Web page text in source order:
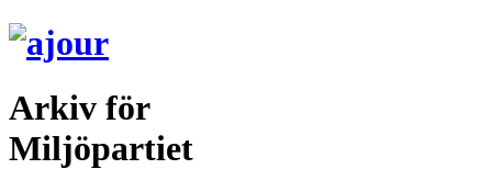
Arkiv för
Miljöpartiet